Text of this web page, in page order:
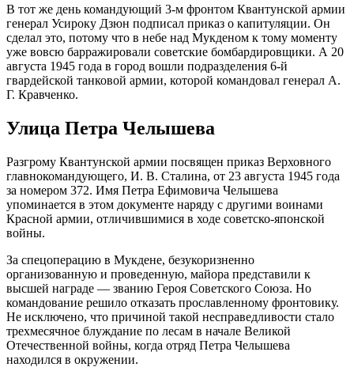
В тот же день командующий 3-м фронтом Квантунской армии
генерал Усироку Дзюн подписал приказ о капитуляции. Он
сделал это, потому что в небе над Мукденом к тому моменту
уже вовсю барражировали советские бомбардировщики. А 20
августа 1945 года в город вошли подразделения 6-й
гвардейской танковой армии, которой командовал генерал А.
Г. Кравченко.
Улица Петра Челышева
Разгрому Квантунской армии посвящен приказ Верховного
главнокомандующего, И. В. Сталина, от 23 августа 1945 года
за номером 372. Имя Петра Ефимовича Челышева
упоминается в этом документе наряду с другими воинами
Красной армии, отличившимися в ходе советско-японской
войны.
За спецоперацию в Мукдене, безукоризненно
организованную и проведенную, майора представили к
высшей награде — званию Героя Советского Союза. Но
командование решило отказать прославленному фронтовику.
Не исключено, что причиной такой несправедливости стало
трехмесячное блуждание по лесам в начале Великой
Отечественной войны, когда отряд Петра Челышева
находился в окружении.